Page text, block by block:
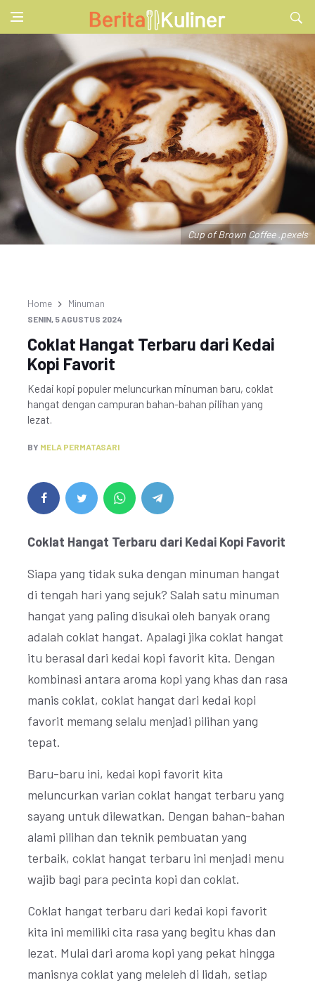
Cup of Brown Coffee .pexels
Home Minuman
SENIN, 5 AGUSTUS 2024
Coklat Hangat Terbaru dari Kedai
Kopi Favorit
Kedai kopi populer meluncurkan minuman baru, coklat
hangat dengan campuran bahan-bahan pilihan yang
lezat.
BY MELA PERMATASARI
Coklat Hangat Terbaru dari Kedai Kopi Favorit
Siapa yang tidak suka dengan minuman hangat
di tengah hari yang sejuk? Salah satu minuman
hangat yang paling disukai oleh banyak orang
adalah coklat hangat. Apalagi jika coklat hangat
itu berasal dari kedai kopi favorit kita. Dengan
kombinasi antara aroma kopi yang khas dan rasa
manis coklat, coklat hangat dari kedai kopi
favorit memang selalu menjadi pilihan yang
tepat.
Baru-baru ini, kedai kopi favorit kita
meluncurkan varian coklat hangat terbaru yang
sayang untuk dilewatkan. Dengan bahan-bahan
alami pilihan dan teknik pembuatan yang
terbaik, coklat hangat terbaru ini menjadi menu
wajib bagi para pecinta kopi dan coklat.
Coklat hangat terbaru dari kedai kopi favorit
kita ini memiliki cita rasa yang begitu khas dan
lezat. Mulai dari aroma kopi yang pekat hingga
manisnya coklat yang meleleh di lidah, setiap